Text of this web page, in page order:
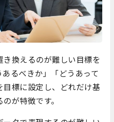
換えるのが難しい目標を
るべきか」「どうあって
標に設定し、どれだけ基
が特徴です。